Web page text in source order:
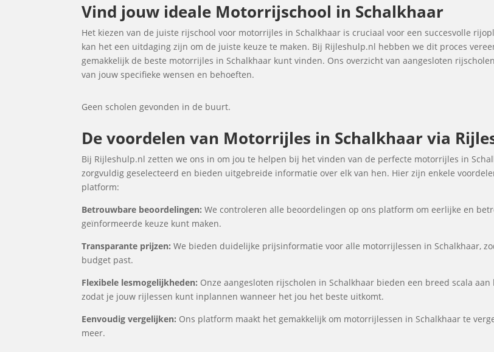
Vind jouw ideale Motorrijschool in Schalkhaar
Het kiezen van de juiste rijschool voor motorrijles in Schalkhaar is cruciaal voor een succesvolle
kan het een uitdaging zijn om de juiste keuze te maken. Bij Rijleshulp.nl hebben we dit proces
gemakkelijk de beste motorrijles in Schalkhaar kunt vinden. Ons overzicht van aangesloten
van jouw specifieke wensen en behoeften.
Geen scholen gevonden in de buurt.
De voordelen van Motorrijles in Schalkhaar via
Bij Rijleshulp.nl zetten we ons in om jou te helpen bij het vinden van de perfecte motorrijles in
zorgvuldig geselecteerd en bieden uitgebreide informatie over elk van hen. Hier zijn enkele
platform:
Betrouwbare beoordelingen: We controleren alle beoordelingen op ons platform om eerlijke en
geïnformeerde keuze kunt maken.
Transparante prijzen: We bieden duidelijke prijsinformatie voor alle motorrijlessen in Schalkhaar,
budget past.
Flexibele lesmogelijkheden: Onze aangesloten rijscholen in Schalkhaar bieden een breed scala
zodat je jouw rijlessen kunt inplannen wanneer het jou het beste uitkomt.
Eenvoudig vergelijken: Ons platform maakt het gemakkelijk om motorrijlessen in Schalkhaar te
meer.